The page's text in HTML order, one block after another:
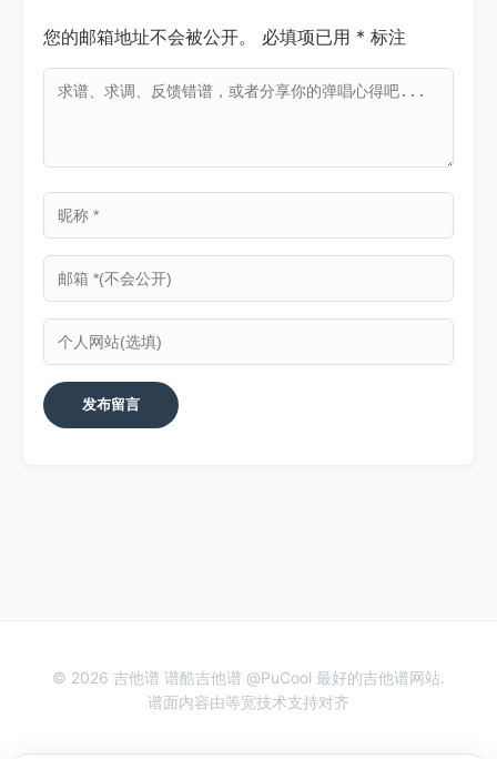
您的邮箱地址不会被公开。 必填项已用 * 标注
© 2026 吉他谱 谱酷吉他谱 @PuCool 最好的吉他谱网站.
谱面内容由等宽技术支持对齐